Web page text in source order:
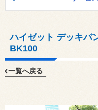
ハイゼット デッキバ
BK100
一覧へ戻る